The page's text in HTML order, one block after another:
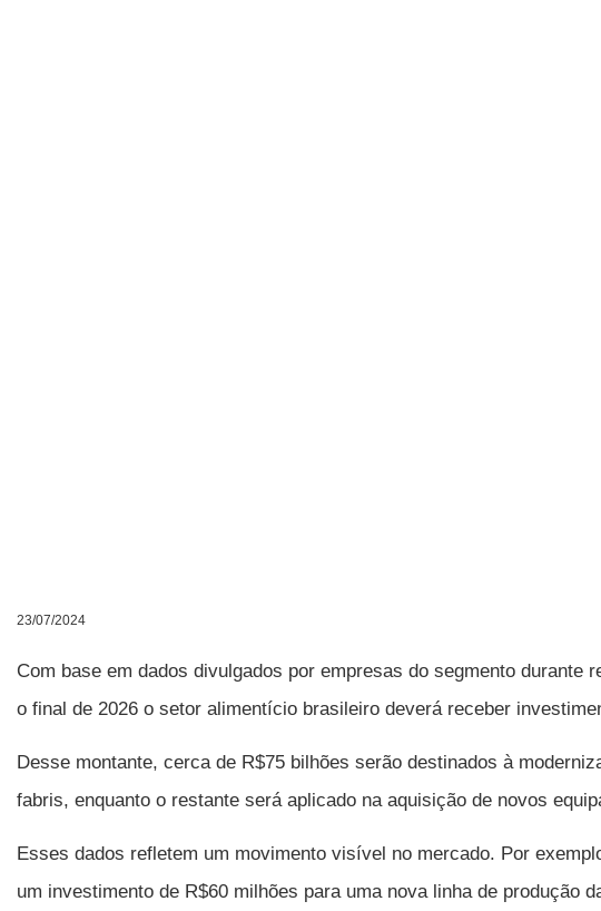
23/07/2024
Com base em dados divulgados por empresas do segmento durante
o final de 2026 o setor alimentício brasileiro deverá receber
Desse montante, cerca de R$75 bilhões serão destinados à
fabris, enquanto o restante será aplicado na aquisição de novos
Esses dados refletem um movimento visível no mercado. Por
um investimento de R$60 milhões para uma nova linha de produção